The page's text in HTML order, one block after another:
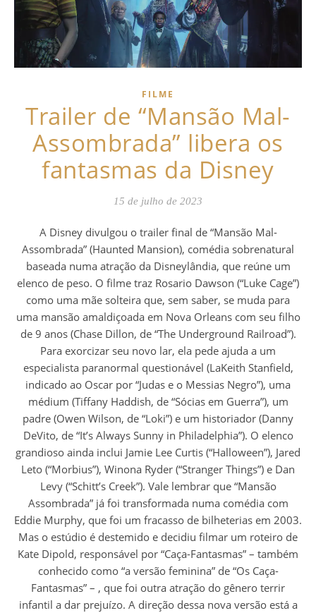
FILME
Trailer de “Mansão Mal-
Assombrada” libera os
fantasmas da Disney
15 de julho de 2023
A Disney divulgou o trailer final de “Mansão Mal-
Assombrada” (Haunted Mansion), comédia sobrenatural
baseada numa atração da Disneylândia, que reúne um
elenco de peso. O filme traz Rosario Dawson (“Luke Cage”)
como uma mãe solteira que, sem saber, se muda para
uma mansão amaldiçoada em Nova Orleans com seu filho
de 9 anos (Chase Dillon, de “The Underground Railroad”).
Para exorcizar seu novo lar, ela pede ajuda a um
especialista paranormal questionável (LaKeith Stanfield,
indicado ao Oscar por “Judas e o Messias Negro”), uma
médium (Tiffany Haddish, de “Sócias em Guerra”), um
padre (Owen Wilson, de “Loki”) e um historiador (Danny
DeVito, de “It’s Always Sunny in Philadelphia”). O elenco
grandioso ainda inclui Jamie Lee Curtis (“Halloween”), Jared
Leto (“Morbius”), Winona Ryder (“Stranger Things”) e Dan
Levy (“Schitt’s Creek”). Vale lembrar que “Mansão
Assombrada” já foi transformada numa comédia com
Eddie Murphy, que foi um fracasso de bilheterias em 2003.
Mas o estúdio é destemido e decidiu filmar um roteiro de
Kate Dipold, responsável por “Caça-Fantasmas” – também
conhecido como “a versão feminina” de “Os Caça-
Fantasmas” – , que foi outra atração do gênero terrir
infantil a dar prejuízo. A direção dessa nova versão está a